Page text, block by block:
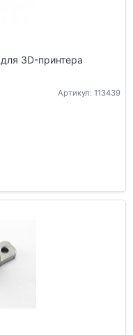
3D-принтера
Артикул: 113439